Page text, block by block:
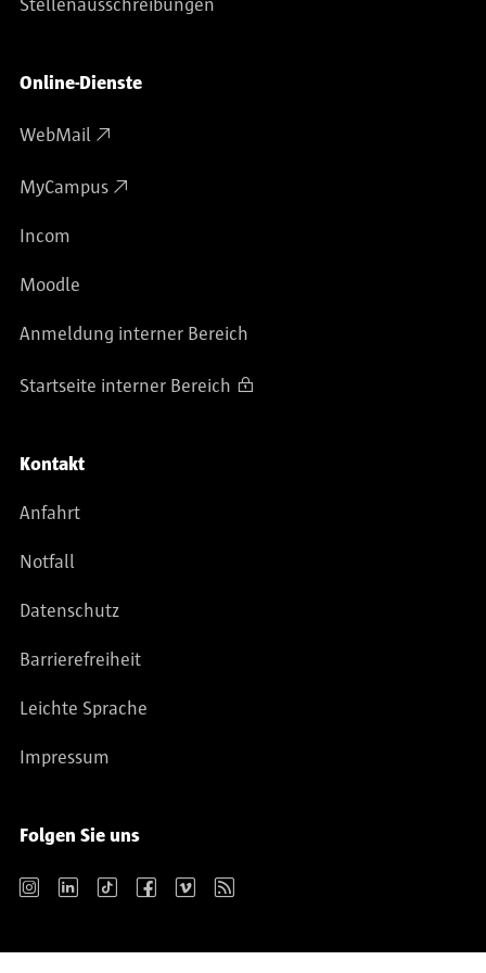
Stellenausschreibungen
Online-Dienste
WebMail
MyCampus
Incom
Moodle
Anmeldung interner Bereich
Startseite interner Bereich
Kontakt
Anfahrt
Notfall
Datenschutz
Barrierefreiheit
Leichte Sprache
Impressum
Folgen Sie uns
Instagram LinkedIn TikTok Facebook Vimeo RSS